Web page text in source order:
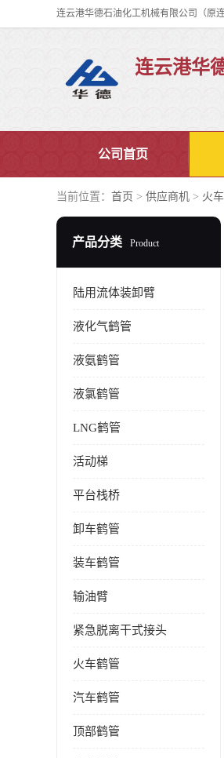
连云港华
公司首页
当前位置： 首页 > 供应商机 > 火
产品分类 Product
陆用流体装卸臂
液化气鹤管
液氨鹤管
液氯鹤管
LNG鹤管
活动梯
平台栈桥
卸车鹤管
装车鹤管
输油臂
紧急脱离干式接头
火车鹤管
汽车鹤管
顶部鹤管